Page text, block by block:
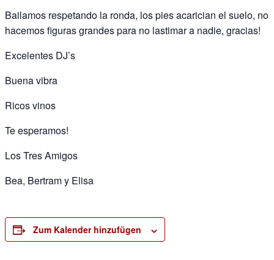
Bailamos respetando la ronda, los pies acarician el suelo, no
hacemos figuras grandes para no lastimar a nadie, gracias!
Excelentes DJ’s
Buena vibra
Ricos vinos
Te esperamos!
Los Tres Amigos
Bea, Bertram y Elisa
Zum Kalender hinzufügen